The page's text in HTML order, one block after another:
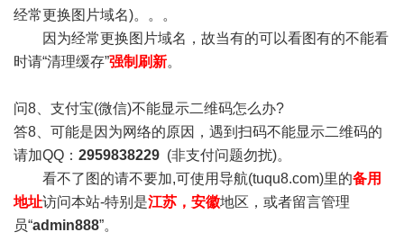
经常更换图片域名)。。。
因为经常更换图片域名，故当有的可以看图有的不能看
时请“清理缓存”强制刷新。
问8、支付宝(微信)不能显示二维码怎么办?
答8、可能是因为网络的原因，遇到扫码不能显示二维码的
请加QQ： 2959838229 (非支付问题勿扰)。
看不了图的请不要加,可使用导航(tuqu8.com)里的备用
地址访问本站-特别是江苏，安徽地区，或者留言管理
员“admin888”。